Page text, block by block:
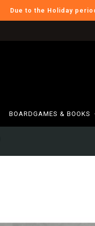
Due to the Holiday
BOARDGAMES & BOOKS